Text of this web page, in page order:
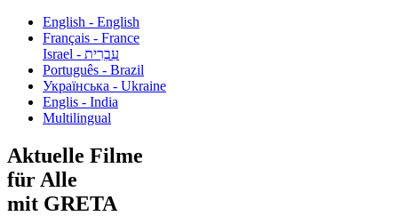
English - English
Français - France
עִבְרִית - Israel
Português - Brazil
Українська - Ukraine
Englis - India
Multilingual
Aktuelle Filme
für Alle
mit GRETA